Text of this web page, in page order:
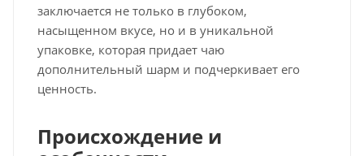
заключается не только в глубоком,
насыщенном вкусе, но и в уникальной
упаковке, которая придает чаю
дополнительный шарм и подчеркивает его
ценность.
Происхождение и